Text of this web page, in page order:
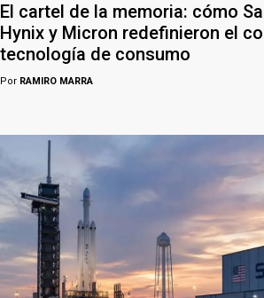
El cartel de la memoria: cómo
Hynix y Micron redefinieron el
tecnología de consumo
Por RAMIRO MARRA